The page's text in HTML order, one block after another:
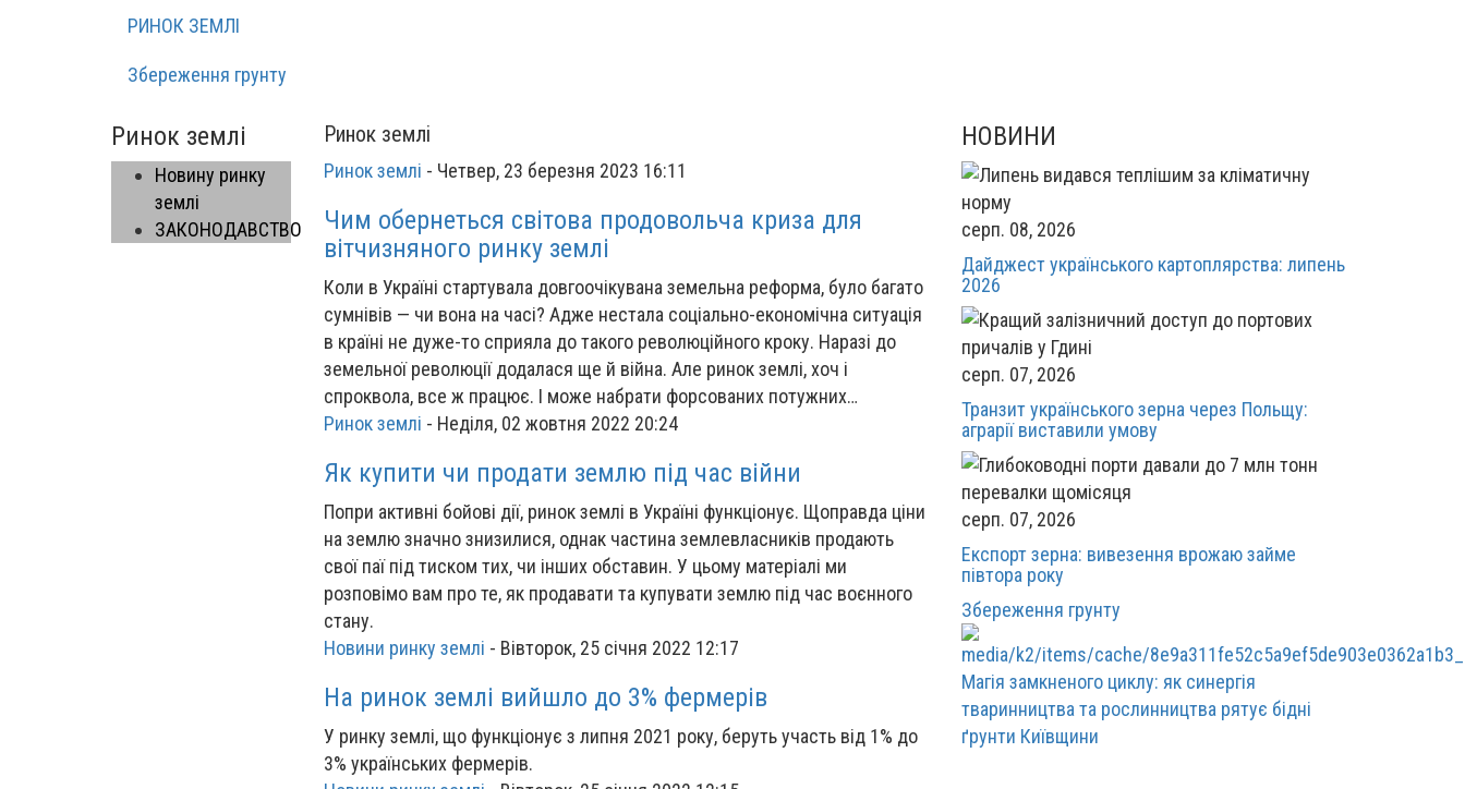
РИНОК ЗЕМЛІ
Збереження грунту
Ринок землі
Новину ринку
землі
ЗАКОНОДАВСТВО
Ринок землі
Ринок землі - Четвер, 23 березня 2023 16:11
Чим обернеться світова продовольча криза для
вітчизняного ринку землі
Коли в Україні стартувала довгоочікувана земельна реформа, було багато
сумнівів — чи вона на часі? Адже нестала соціально-економічна ситуація
в країні не дуже-то сприяла до такого революційного кроку. Наразі до
земельної революції додалася ще й війна. Але ринок землі, хоч і
спроквола, все ж працює. І може набрати форсованих потужних…
Ринок землі - Неділя, 02 жовтня 2022 20:24
Як купити чи продати землю під час війни
Попри активні бойові дії, ринок землі в Україні функціонує. Щоправда ціни
на землю значно знизилися, однак частина землевласників продають
свої паї під тиском тих, чи інших обставин. У цьому матеріалі ми
розповімо вам про те, як продавати та купувати землю під час воєнного
стану.
Новини ринку землі - Вівторок, 25 січня 2022 12:17
На ринок землі вийшло до 3% фермерів
У ринку землі, що функціонує з липня 2021 року, беруть участь від 1% до
3% українських фермерів.
НОВИНИ
серп. 08, 2026
Дайджест українського картоплярства: липень
2026
серп. 07, 2026
Транзит українського зерна через Польщу:
аграрії виставили умову
серп. 07, 2026
Експорт зерна: вивезення врожаю займе
півтора року
Збереження грунту
Магія замкненого циклу: як синергія
тваринництва та рослинництва рятує бідні
ґрунти Київщини